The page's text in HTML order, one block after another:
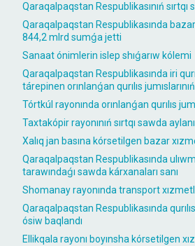
Qaraqalpaqstan Respublikasınıń sırtqı
Qaraqalpaqstan Respublikasında
844,2 mlrd sumǵa jetti
Sanaat ónimlerin islep shıǵarıw kólemi
Qaraqalpaqstan Respublikasında iri
tárepinen orınlanǵan qurılıs
Tórtkúl rayonında orınlanǵan qurılıs
Taxtakópir rayonınıń sırtqı sawda
Xalıq jan basına kórsetilgen bazar
Qaraqalpaqstan Respublikasında
tarawındaǵı sawda kárxanaları sanı
Shomanay rayonında transport
Qaraqalpaqstan Respublikasında
ósiw baqlandı
Ellikqala rayonı boyınsha kórsetilgen